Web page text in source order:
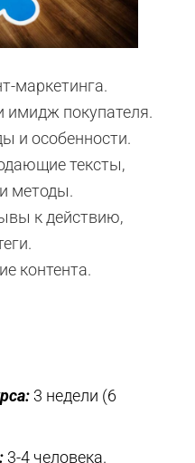
маркетинга.
имидж покупателя.
и особенности.
тексты,
методы.
к действию,
контента.
3 недели (6
3-4 человека.